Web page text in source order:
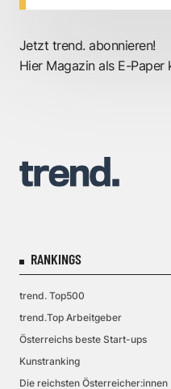
Jetzt trend. abonnieren!
Hier Magazin als E-Paper
RANKINGS
trend. Top500
trend.Top Arbeitgeber
Österreichs beste Start-ups
Kunstranking
Die reichsten Österreicher:innen